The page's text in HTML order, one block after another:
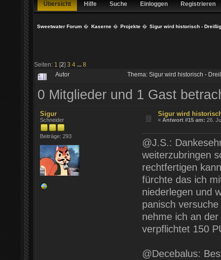
Übersicht Hilfe Suche Einloggen Registrieren
Sweetwater Forum � Kaserne� Projekte� Sigur wird historisch -
Seiten: 1 [2] 3 4 ... 8
Autor Thema: Sigur wird historisch -
0 Mitglieder und 1 Gast
Sigur
Schneider
Beiträge: 293
Sigur wird
«Antwort #15 am: 26.
@J.S.:
weiterzubringen
rechtfertigen
fürchte das ich
niederlegen und
panisch
nehme ich an
verpflichtet 150
@Decebalus: